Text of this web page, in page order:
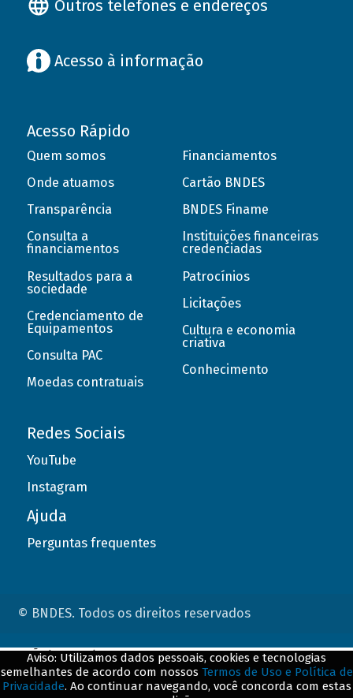
Outros telefones e endereços
Acesso à informação
Acesso Rápido
Quem somos
Onde atuamos
Transparência
Consulta a
financiamentos
Resultados para a
sociedade
Credenciamento de
Equipamentos
Consulta PAC
Moedas contratuais
Financiamentos
Cartão BNDES
BNDES Finame
Instituições financeiras
credenciadas
Patrocínios
Licitações
Cultura e economia
criativa
Conhecimento
Redes Sociais
YouTube
Instagram
Ajuda
Perguntas frequentes
© BNDES. Todos os direitos reservados
Aviso: Utilizamos dados pessoais, cookies e tecnologias
semelhantes de acordo com nossos Termos de Uso e Política de
Privacidade. Ao continuar navegando, você concorda com estas
ConteÃºdo complementar
${title}${badge}